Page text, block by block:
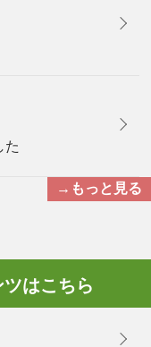
た
→もっと見る
はこちら